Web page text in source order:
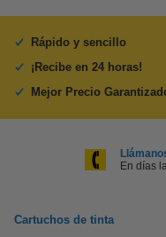
Rápido y sencillo
¡Recibe en 24 horas!
Mejor Precio
En días
Cartuchos de tinta